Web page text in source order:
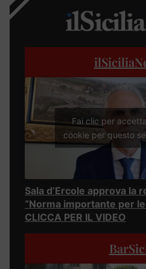
Fai clic per
cookie per questo
Sala d’Ercole approva la
“Norma importante per
CLICCA PER IL VIDEO